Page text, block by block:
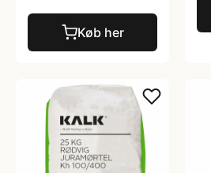
Køb her